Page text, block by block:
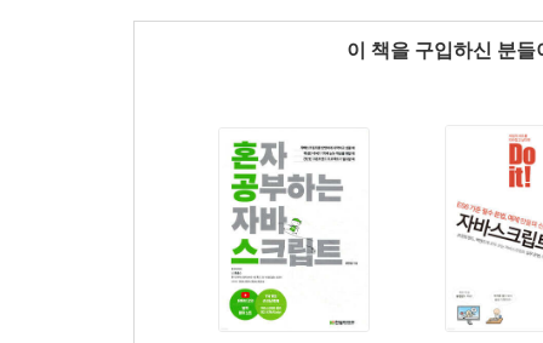
이 책을 구입하신 분